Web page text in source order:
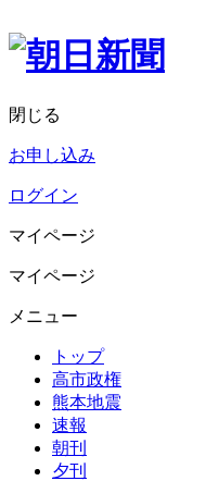
閉じる
お申し込み
ログイン
マイページ
マイページ
メニュー
トップ
高市政権
熊本地震
速報
朝刊
夕刊